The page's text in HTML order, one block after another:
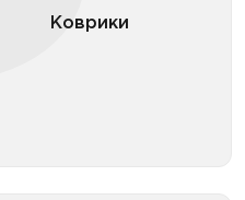
Коврики